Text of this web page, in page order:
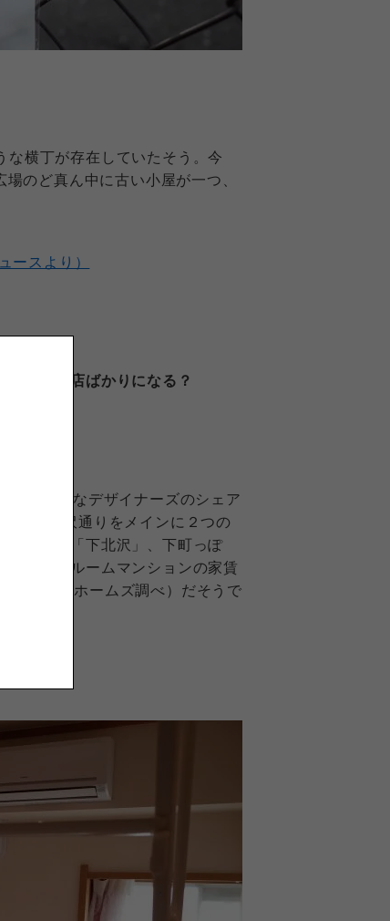
な横丁が存在していたそう。今
のど真ん中に古い小屋が一つ、
ースより）
ェーン店ばかりになる？
す！
おしゃれなデザイナーズのシェア
で、茶沢通りをメインに２つの
若者の街「下北沢」、下町っぽ
向けワンルームマンションの家賃
2017年、ホームズ調べ）だそうで